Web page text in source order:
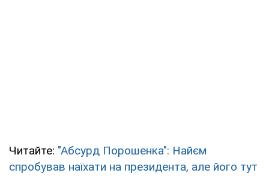
Читайте: "Абсурд Порошенка": Найєм
спробував наїхати на президента, але його тут